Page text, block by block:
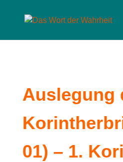
Auslegung
01) – 1.